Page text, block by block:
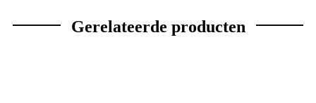
Gerelateerde producten